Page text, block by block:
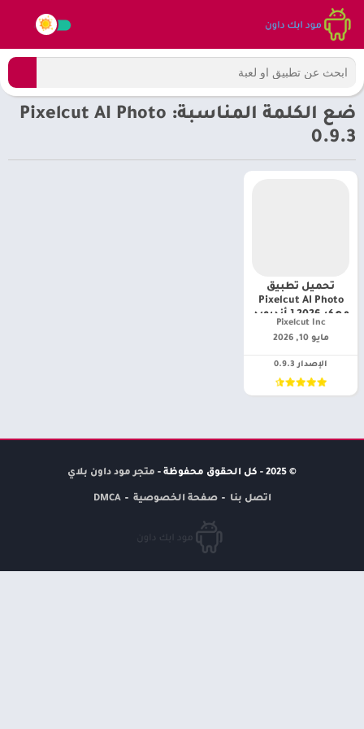
ضع الكلمة المناسبة: Pixelcut AI Photo
0.9.3
تحميل تطبيق
Pixelcut AI Photo
مهكر 2026 [ أندرويد
Pixelcut Inc‏
مايو 10, 2026
الإصدار 0.9.3
© 2025 - كل الحقوق محفوظة - متجر مود داون بلاي
اتصل بنا صفحة الخصوصية DMCA